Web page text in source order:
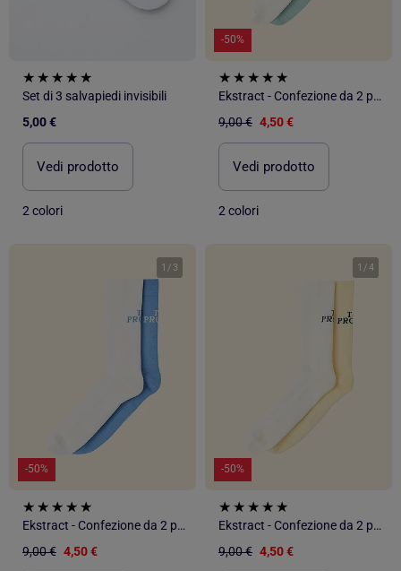
Set di 3 salvapiedi invisibili
5,00 €
Vedi prodotto
2 colori
-50%
Ekstract - Confezione da 2 paia di calze compressive animate
9,00 € 4,50 €
Vedi prodotto
2 colori
1 / 3
-50%
Ekstract - Confezione da 2 paia di calze compressive animate
9,00 € 4,50 €
1 /4
-50%
Ekstract - Confezione da 2 paia di calze compressive animate
9,00 € 4,50 €